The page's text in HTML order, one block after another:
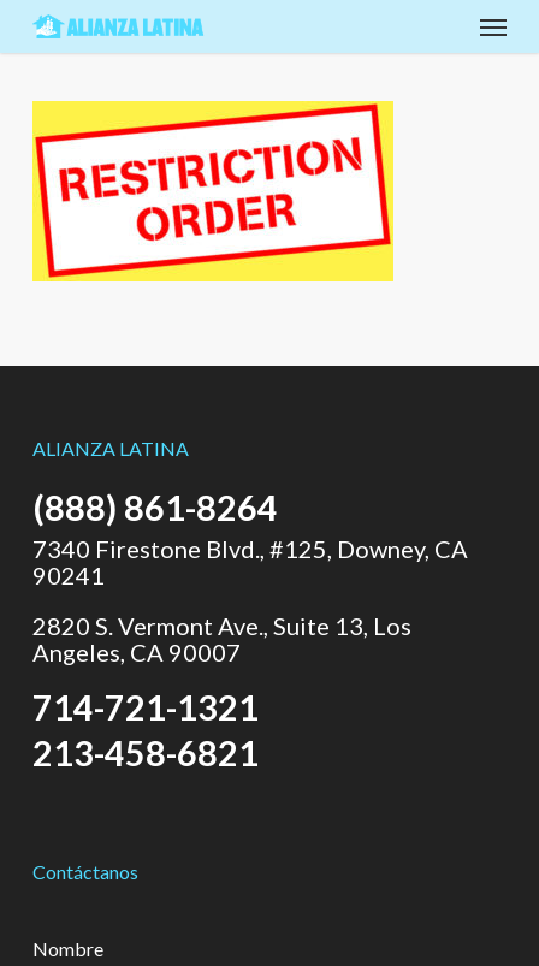
Skip
Menu
ALIANZA LATINA
(888) 861-8264
7340 Firestone Blvd., #125, Downey, CA
90241
2820 S. Vermont Ave., Suite 13, Los
Angeles, CA 90007
714-721-1321
213-458-6821
Contáctanos
Nombre